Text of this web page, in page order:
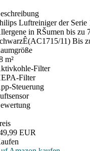
Luftreiniger der
in RŠumen bis zu
11) Bis
m²
Filter
Filter
Steuerung
EUR